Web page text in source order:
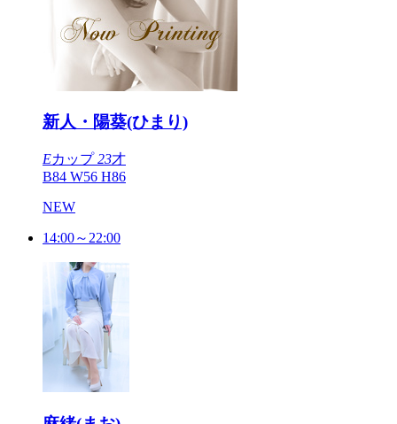
新人・陽葵(ひまり)
Eカップ23才
B84 W56 H86
NEW
14:00～22:00